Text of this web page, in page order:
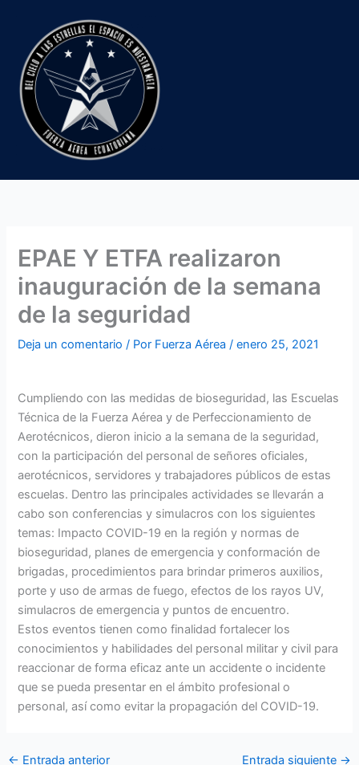
contenido
EPAE Y ETFA realizaron
inauguración de la semana
de la seguridad
Deja un comentario / Por Fuerza Aérea/enero 25, 2021
Cumpliendo con las medidas de bioseguridad, las Escuelas
Técnica de la Fuerza Aérea y de Perfeccionamiento de
Aerotécnicos, dieron inicio a la semana de la seguridad,
con la participación del personal de señores oficiales,
aerotécnicos, servidores y trabajadores públicos de estas
escuelas. Dentro las principales actividades se llevarán a
cabo son conferencias y simulacros con los siguientes
temas: Impacto COVID-19 en la región y normas de
bioseguridad, planes de emergencia y conformación de
brigadas, procedimientos para brindar primeros auxilios,
porte y uso de armas de fuego, efectos de los rayos UV,
simulacros de emergencia y puntos de encuentro.
Estos eventos tienen como finalidad fortalecer los
conocimientos y habilidades del personal militar y civil para
reaccionar de forma eficaz ante un accidente o incidente
que se pueda presentar en el ámbito profesional o
personal, así como evitar la propagación del COVID-19.
← Entrada anterior Entrada siguiente →